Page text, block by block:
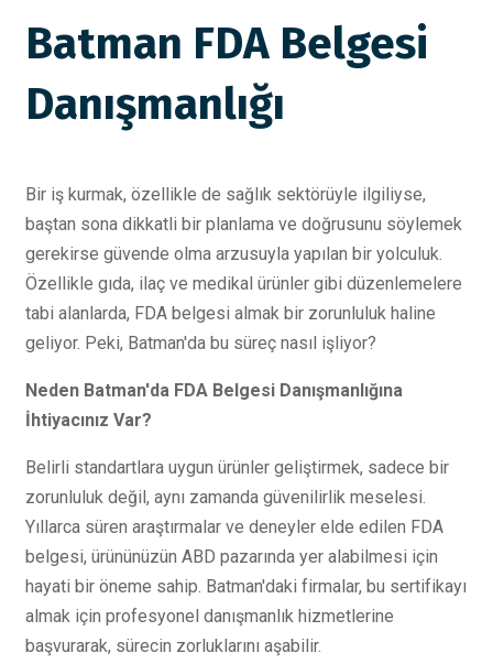
Batman FDA Belgesi
Danışmanlığı
Bir iş kurmak, özellikle de sağlık sektörüyle ilgiliyse,
baştan sona dikkatli bir planlama ve doğrusunu söylemek
gerekirse güvende olma arzusuyla yapılan bir yolculuk.
Özellikle gıda, ilaç ve medikal ürünler gibi düzenlemelere
tabi alanlarda, FDA belgesi almak bir zorunluluk haline
geliyor. Peki, Batman'da bu süreç nasıl işliyor?
Neden Batman'da FDA Belgesi Danışmanlığına
İhtiyacınız Var?
Belirli standartlara uygun ürünler geliştirmek, sadece bir
zorunluluk değil, aynı zamanda güvenilirlik meselesi.
Yıllarca süren araştırmalar ve deneyler elde edilen FDA
belgesi, ürününüzün ABD pazarında yer alabilmesi için
hayati bir öneme sahip. Batman'daki firmalar, bu sertifikayı
almak için profesyonel danışmanlık hizmetlerine
başvurarak, sürecin zorluklarını aşabilir.